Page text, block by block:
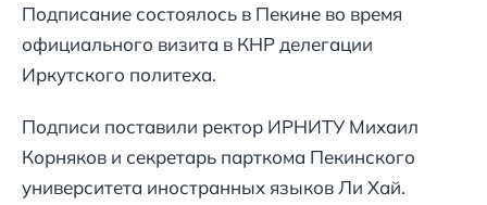
Подписание состоялось в Пекине во время
официального визита в КНР делегации
Иркутского политеха.
Подписи поставили ректор ИРНИТУ Михаил
Корняков и секретарь парткома Пекинского
университета иностранных языков Ли Хай.